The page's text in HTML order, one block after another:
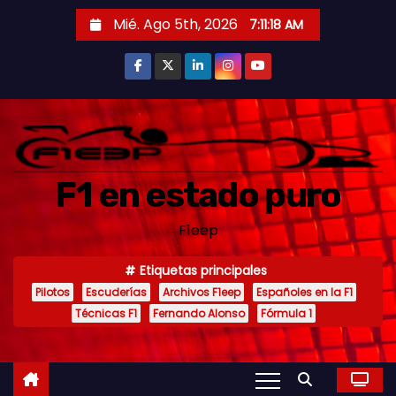
i
Mié. Ago 5th, 2026 7:11:20 AM
F1 en estado puro
F1eep
Etiquetas principales
Pilotos Escuderías Archivos F1eep
Españoles en la F1
Técnicas F1
Fernando Alonso Fórmula 1